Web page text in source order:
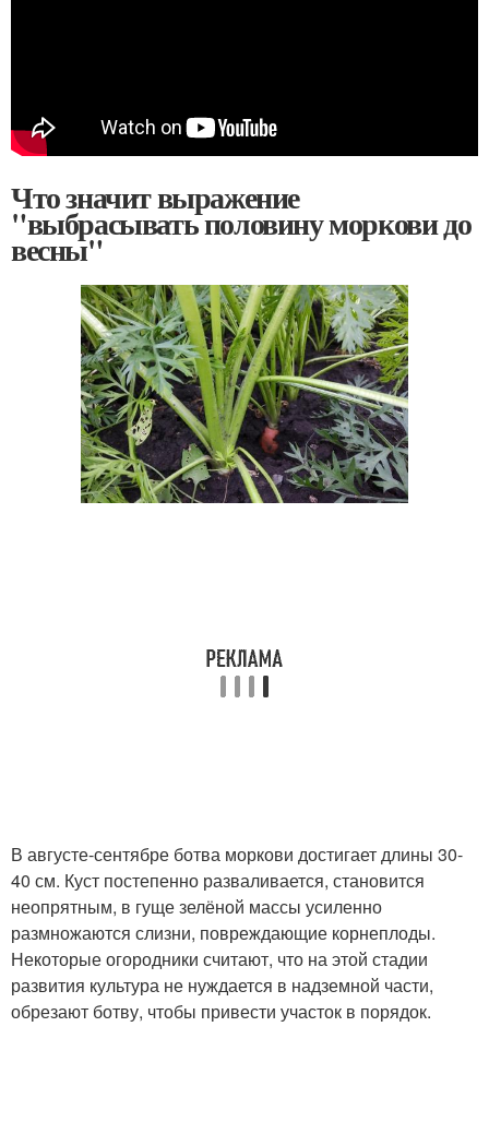
Что значит выражение
"выбрасывать половину моркови до
весны"
В августе-сентябре ботва моркови достигает длины 30-
40 см. Куст постепенно разваливается, становится
неопрятным, в гуще зелёной массы усиленно
размножаются слизни, повреждающие корнеплоды.
Некоторые огородники считают, что на этой стадии
развития культура не нуждается в надземной части,
обрезают ботву, чтобы привести участок в порядок.